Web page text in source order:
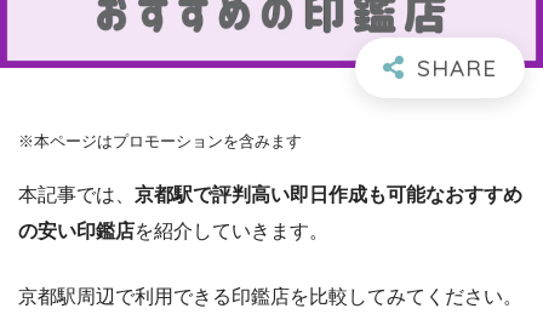
※本ページはプロモーションを含みます
本記事では、 京都駅で評判高い即日作成も可能なおすすめ
の安い印鑑店を紹介していきます。
京都駅周辺で利用できる印鑑店を比較してみてください。